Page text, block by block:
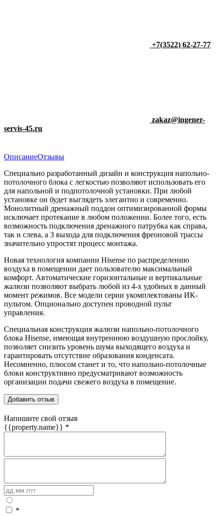
+7(3522) 62-27-77
zakaz@ingener-
servis-45.ru
ОписаниеОтзывы
Специально разработанный дизайн и конструкция напольно-
потолочного блока с легкостью позволяют использовать его
для напольной и подпотолочной установки. При любой
установке он будет выглядеть элегантно и современно.
Монолитный дренажный поддон оптимизированной формы
исключает протекание в любом положении. Более того, есть
возможность подключения дренажного патрубка как справа,
так и слева, а 3 выхода для подключения фреоновой трассы
значительно упростят процесс монтажа.
Новая технология компании Hisense по распределению
воздуха в помещении дает пользователю максимальный
комфорт. Автоматические горизонтальные и вертикальные
жалюзи позволяют выбрать любой из 4-х удобных в данный
момент режимов. Все модели серии укомплектованы ИК-
пультом. Опционально доступен проводной пульт
управления.
Специальная конструкция жалюзи напольно-потолочного
блока Hisense, имеющая внутреннюю воздушную прослойку,
позволяет снизить уровень шума выходящего воздуха и
гарантировать отсутствие образования конденсата.
Несомненно, плюсом станет и то, что напольно-потолочные
блоки конструктивно предусматривают возможность
организации подачи свежего воздуха в помещение.
Добавить отзыв
Напишите свой отзыв
{{property.name}} *
*